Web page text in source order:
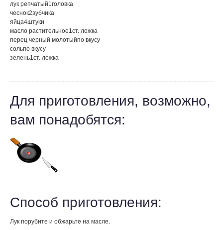
лук репчатый1головка
чеснок2зубчика
яйца4штуки
масло растительное1ст. ложка
перец черный молотыйпо вкусу
сольпо вкусу
зелень1ст. ложка
Для приготовления, возможно,
вам понадобятся:
Способ приготовления:
Лук порубите и обжарьте на масле.